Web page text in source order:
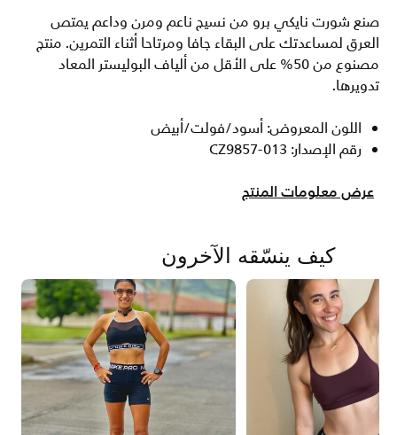
صنع شورت نايكي برو من نسيج ناعم ومرن وداعم يمتص
العرق لمساعدتك على البقاء جافا ومرتاحا أثناء التمرين. منتج
مصنوع من 50% على الأقل من ألياف البوليستر المعاد
تدويرها.
اللون المعروض: أسود/فولت/أبيض
رقم الإصدار: CZ9857-013
عرض معلومات المنتج